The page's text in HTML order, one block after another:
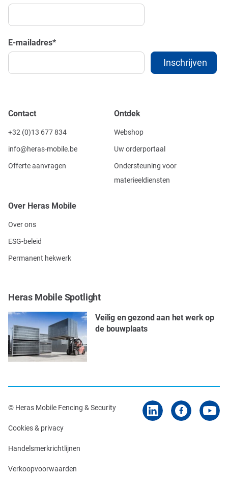
E-mailadres*
Contact
+32 (0)13 677 834
info@heras-mobile.be
Offerte aanvragen
Ontdek
Webshop
Uw orderportaal
Ondersteuning voor
materieeldiensten
Over Heras Mobile
Over ons
ESG-beleid
Permanent hekwerk
Heras Mobile Spotlight
Veilig en gezond aan het werk op
de bouwplaats
© Heras Mobile Fencing & Security
Cookies & privacy
Handelsmerkrichtlijnen
Verkoopvoorwaarden